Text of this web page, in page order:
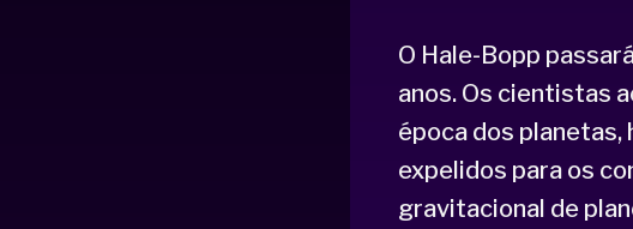
O Hale-Bopp
anos. Os cientistas
época dos planetas,
expelidos para os
gravitacional de